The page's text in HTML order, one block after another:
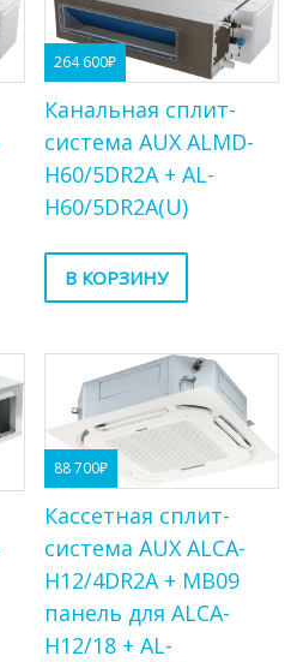
264 600₽
Канальная сплит-
система AUX ALMD-
H60/5DR2A + AL-
H60/5DR2A(U)
В КОРЗИНУ
88 700₽
Кассетная сплит-
система AUX ALCA-
H12/4DR2A + MB09
панель для ALCA-
H12/18 + AL-